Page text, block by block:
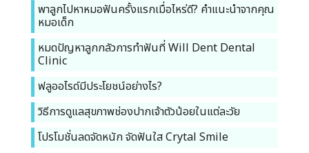
พาลูกไปหาหมอฟันครั้งแรกเมื่อไหร่ดี? คำแนะนำจากคุณ
หมอเด็ก
หมดปัญหาลูกกลัวการทำฟันที่ Will Dent Dental
Clinic
ฟลูออไรด์มีประโยชน์อย่างไร?
วิธีการดูแลสุขภาพช่องปากเจ้าตัวน้อยในแต่ละวัย
โปรโมชั่นลดจัดหนัก จัดฟันใส Crytal Smile